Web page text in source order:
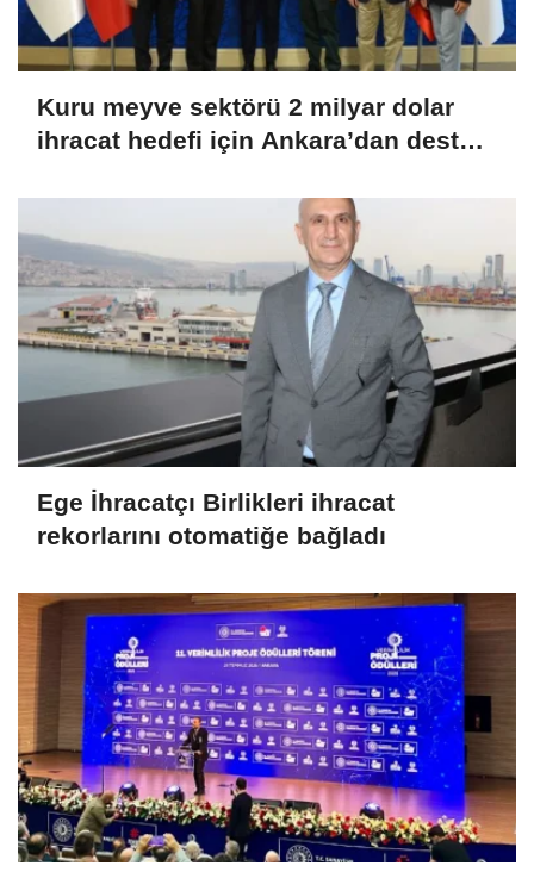
Kuru meyve sektörü 2 milyar dolar
ihracat hedefi için Ankara’dan destek
Ege İhracatçı Birlikleri ihracat
rekorlarını otomatiğe bağladı